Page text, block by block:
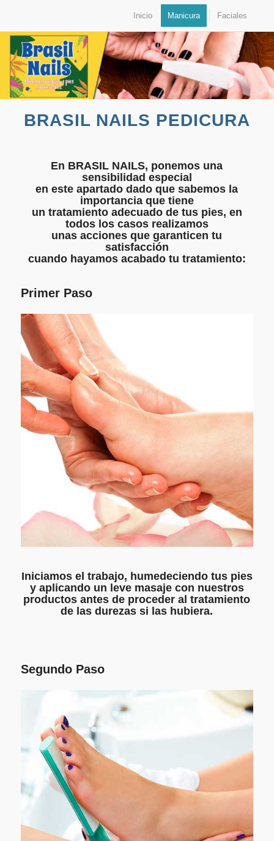
Inicio Manicura Faciales
BRASIL NAILS PEDICURA
En BRASIL NAILS, ponemos una
sensibilidad especial
en este apartado dado que sabemos la
importancia que tiene
un tratamiento adecuado de tus pies, en
todos los casos realizamos
unas acciones que garanticen tu
satisfacción
cuando hayamos acabado tu tratamiento:
Primer Paso
Iniciamos el trabajo, humedeciendo tus pies
y aplicando un leve masaje con nuestros
productos antes de proceder al tratamiento
de las durezas si las hubiera.
Segundo Paso